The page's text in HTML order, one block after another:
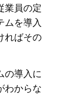
業員の定
ムを導入
ればその
の導入に
わからな